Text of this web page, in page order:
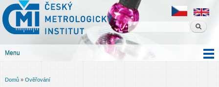
obsahu
Český
metrologický
institut
Menu
Jste zde
Domů » Ověřování